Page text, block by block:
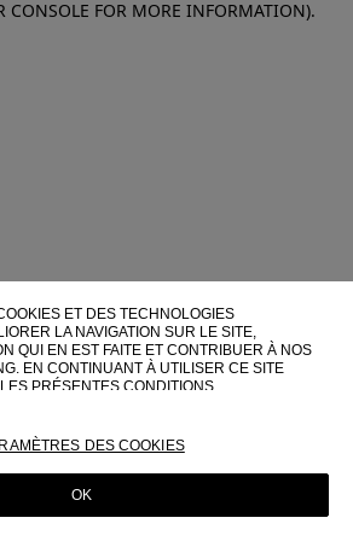
CONSOLE FOR MORE INFORMATION).
ET DES TECHNOLOGIES
LA NAVIGATION SUR LE SITE,
QUI EN EST FAITE ET CONTRIBUER À NOS
EN CONTINUANT À UTILISER CE SITE
PRÉSENTES CONDITIONS
SUR CES TECHNOLOGIES ET LEUR
DE COOKIES
DES COOKIES
OK